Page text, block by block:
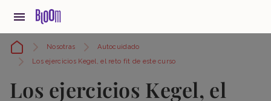
Nosotras
Autocuidado
Los ejercicios Kegel, el reto fit de este curso
Los ejercicios Kegel, el